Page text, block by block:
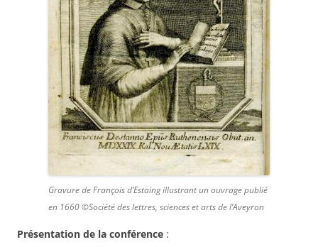
Gravure de François d’Estaing illustrant un ouvrage publié
en 1660 ©Société des lettres, sciences et arts de l’Aveyron
Présentation de la conférence :